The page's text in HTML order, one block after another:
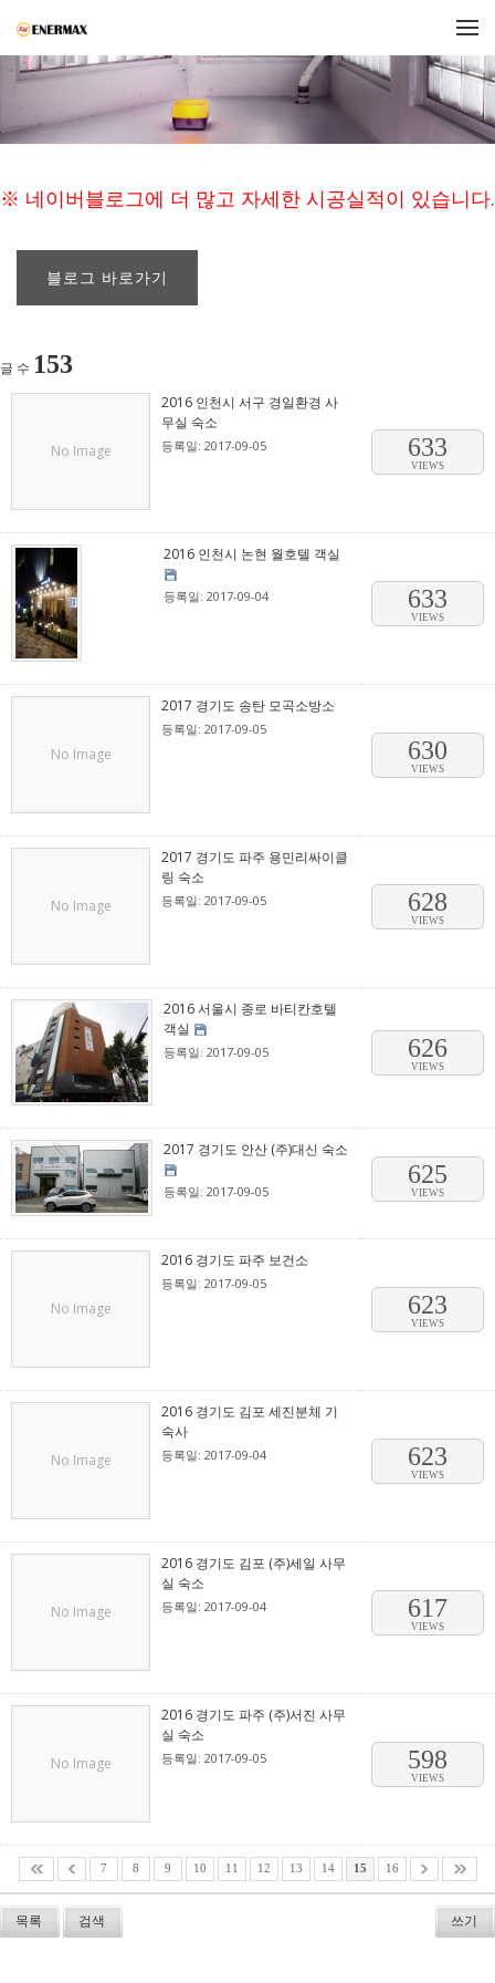
※ 네이버블로그에 더 많고 자세한 시공실적이 있습니다.
블로그 바로가기
글 수 153
No Image
2016 인천시 서구 경일환경 사
무실 숙소
등록일: 2017-09-05 633
VIEWS
2016 인천시 논현 월호텔 객실
등록일: 2017-09-04 633
VIEWS
No Image
2017 경기도 송탄 모곡소방소
등록일: 2017-09-05
630
VIEWS
No Image
2017 경기도 파주 용민리싸이클
링 숙소
등록일: 2017-09-05 628
VIEWS
2016 서울시 종로 바티칸호텔
객실
등록일: 2017-09-05 626
VIEWS
2017 경기도 안산 (주)대신 숙소
등록일: 2017-09-05
625
VIEWS
No Image
2016 경기도 파주 보건소
등록일: 2017-09-05
623
VIEWS
No Image
2016 경기도 김포 세진분체 기
숙사
등록일: 2017-09-04 623
VIEWS
No Image
2016 경기도 김포 (주)세일 사무
실 숙소
등록일: 2017-09-04 617
VIEWS
No Image
2016 경기도 파주 (주)서진 사무
실 숙소
등록일: 2017-09-05 598
VIEWS
7 8 9 10 11 12 13 14 15 16
목록 검색 쓰기